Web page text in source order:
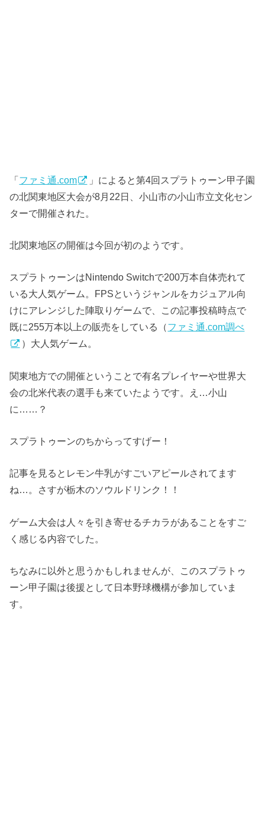
「ファミ通.com
」によると第4回スプラトゥーン甲子園
の北関東地区大会が8月22日、小山市の小山市立文化セン
ターで開催された。
北関東地区の開催は今回が初のようです。
スプラトゥーンはNintendo Switchで200万本自体売れて
いる大人気ゲーム。FPSというジャンルをカジュアル向
けにアレンジした陣取りゲームで、この記事投稿時点で
既に255万本以上の販売をしている（ファミ通.com調べ
）大人気ゲーム。
関東地方での開催ということで有名プレイヤーや世界大
会の北米代表の選手も来ていたようです。え…小山
に……？
スプラトゥーンのちからってすげー！
記事を見るとレモン牛乳がすごいアピールされてます
ね…。さすが栃木のソウルドリンク！！
ゲーム大会は人々を引き寄せるチカラがあることをすご
く感じる内容でした。
ちなみに以外と思うかもしれませんが、このスプラトゥ
ーン甲子園は後援として日本野球機構が参加していま
す。